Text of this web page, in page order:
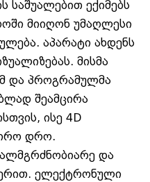
საშუალებით ექიმებს
მიიღონ უმაღლესი
აპარატი ახდენს
მისმა
და პროგრამულმა
შეამცირა
ისე 4D
დრო.
და
ელექტრონული